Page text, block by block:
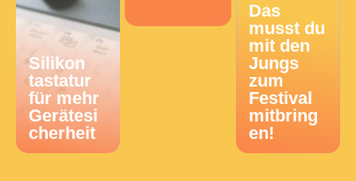
Silikon
tastatur
für mehr
Gerätesi
cherheit
Das
musst du
mit den
Jungs
zum
Festival
mitbring
en!